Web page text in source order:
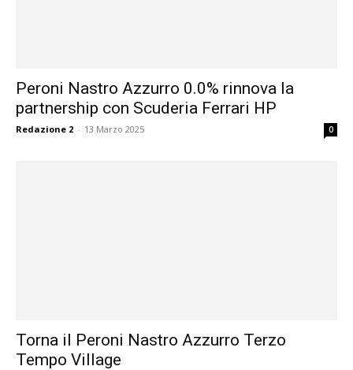
Peroni Nastro Azzurro 0.0% rinnova la
partnership con Scuderia Ferrari HP
Redazione 2 - 13 Marzo 2025 0
Torna il Peroni Nastro Azzurro Terzo
Tempo Village